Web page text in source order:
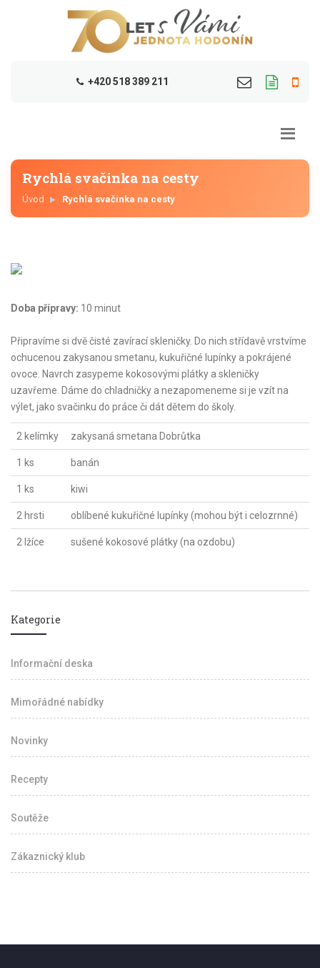
+420 518 389 211
Rychlá svačinka na cesty
Úvod Rychlá svačinka na cesty
Doba přípravy: 10 minut
Připravíme si dvě čisté zavírací skleničky. Do nich střídavě vrstvíme
ochucenou zakysanou smetanu, kukuřičné lupínky a pokrájené
ovoce. Navrch zasypeme kokosovými plátky a skleničky
uzavřeme. Dáme do chladničky a nezapomeneme si je vzít na
výlet, jako svačinku do práce či dát dětem do školy.
2 kelímky zakysaná smetana Dobrůtka
1 ks banán
1 ks kiwi
2 hrsti oblíbené kukuřičné lupínky (mohou být i celozrnné)
2 lžíce sušené kokosové plátky (na ozdobu)
Kategorie
Informační deska
Mimořádné nabídky
Novinky
Recepty
Soutěže
Zákaznický klub